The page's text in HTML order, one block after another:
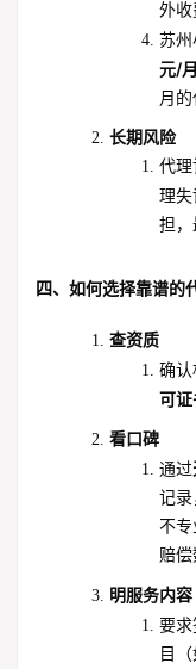
外收
苏州
元/月
月的
长期风险
代理
理失
担，
四、如何选择靠谱的
查资质
确认
可证
看口碑
通过
记录
不专
赔偿
明服务内容
要求
目